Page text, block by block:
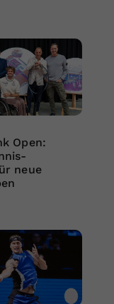
Open:
neue